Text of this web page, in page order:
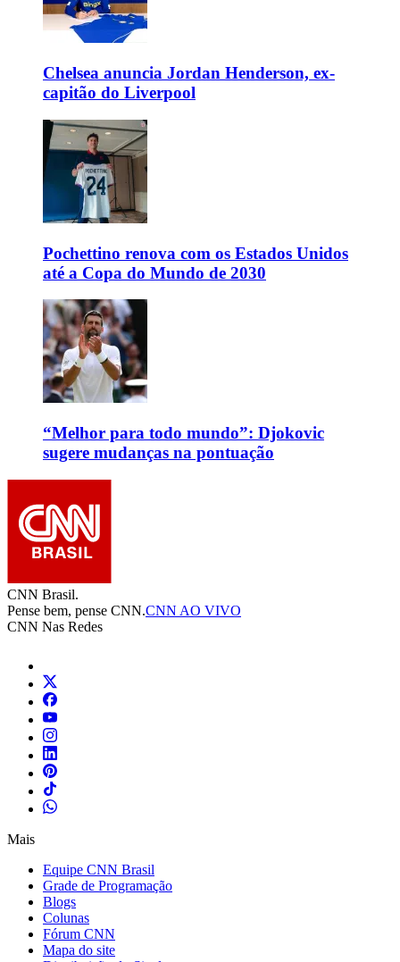
Chelsea anuncia Jordan Henderson, ex-
capitão do Liverpool
Pochettino renova com os Estados Unidos
até a Copa do Mundo de 2030
“Melhor para todo mundo”: Djokovic
sugere mudanças na pontuação
CNN Brasil.
Pense bem, pense CNN.CNN AO VIVO
CNN Nas Redes
Mais
Equipe CNN Brasil
Grade de Programação
Blogs
Colunas
Fórum CNN
Mapa do site